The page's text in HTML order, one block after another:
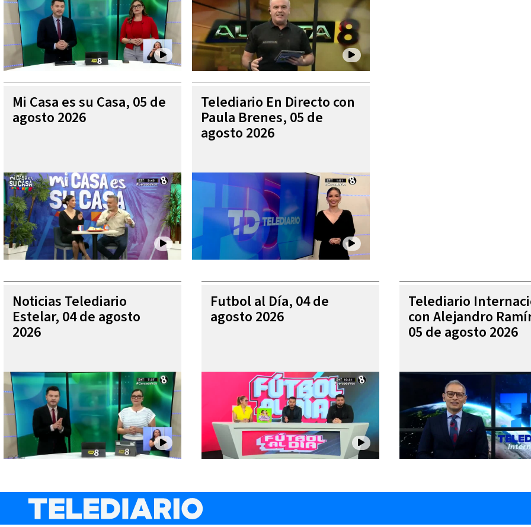
Mi Casa es su Casa, 05 de
agosto 2026
Telediario En Directo con
Paula Brenes, 05 de
agosto 2026
Noticias Telediario
Estelar, 04 de agosto
2026
Futbol al Día, 04 de
agosto 2026
Telediario
con Alejandro
05 de agosto 2026